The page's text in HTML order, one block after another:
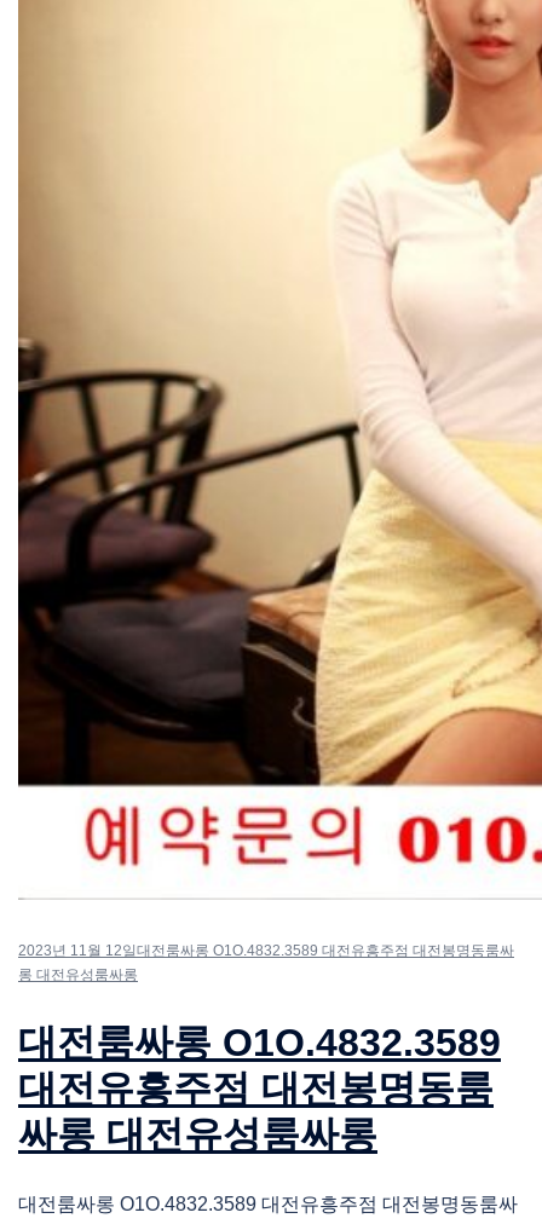
2023년 11월 12일 대전룸싸롱 O1O.4832.3589 대전유흥주점 대전봉명동룸싸
롱 대전유성룸싸롱
대전룸싸롱 O1O.4832.3589
대전유흥주점 대전봉명동룸
싸롱 대전유성룸싸롱
대전룸싸롱 O1O.4832.3589 대전유흥주점 대전봉명동룸싸